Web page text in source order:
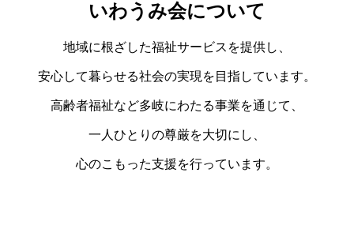
いわうみ会について
地域に根ざした福祉サービスを提供し、
安心して暮らせる社会の実現を目指しています。
高齢者福祉など多岐にわたる事業を通じて、
一人ひとりの尊厳を大切にし、
心のこもった支援を行っています。